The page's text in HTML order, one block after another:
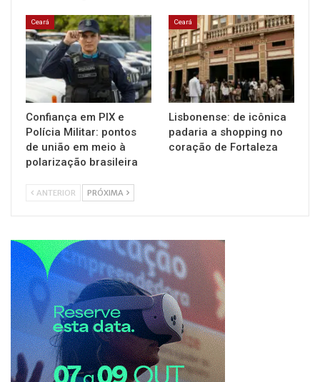
Ceará
Confiança em PIX e
Polícia Militar: pontos
de união em meio à
polarização brasileira
Ceará
Lisbonense: de icônica
padaria a shopping no
coração de Fortaleza
ANTERIOR PRÓXIMA